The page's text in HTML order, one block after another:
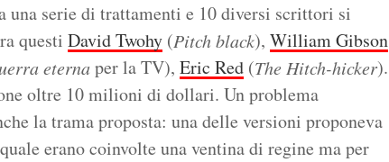
una serie di trattamenti e 10 diversi scrittori si
questi David Twohy (Pitch black), William Gibson
eternaper la TV), Eric Red (The Hitch-hicker).
oltre 10 milioni di dollari. Un problema
la trama proposta: una delle versioni proponeva
erano coinvolte una ventina di regine ma per